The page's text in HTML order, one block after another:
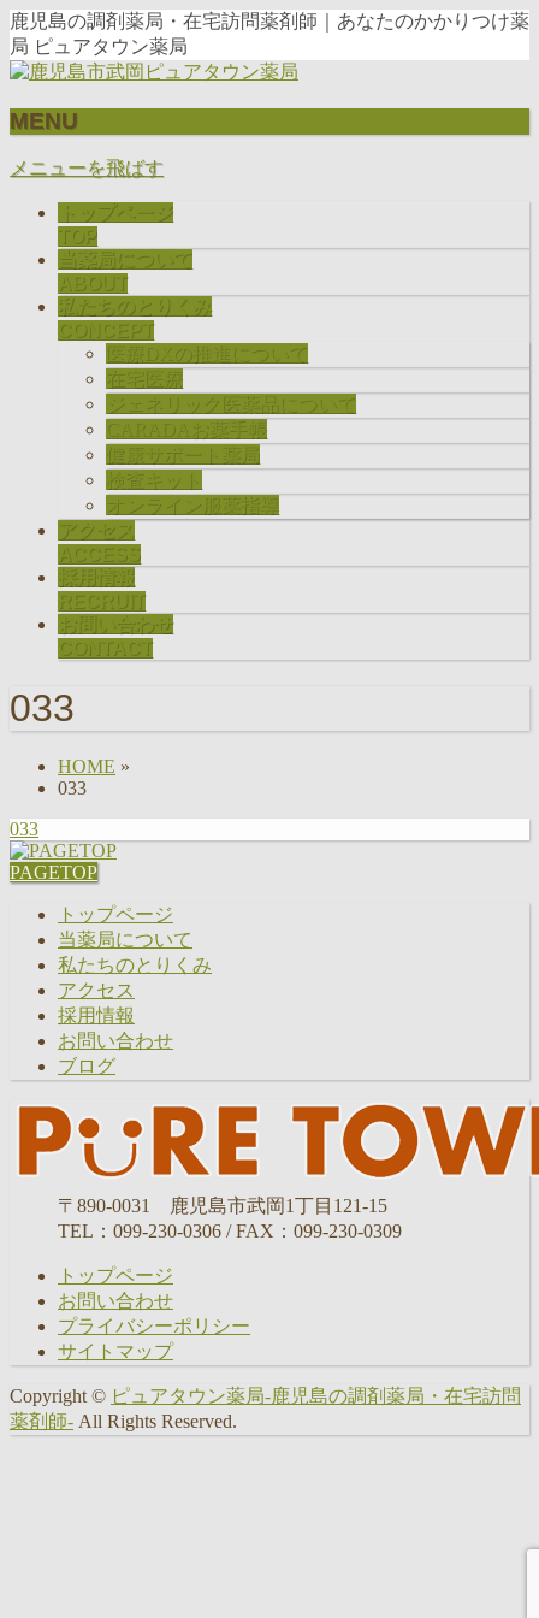
鹿児島の調剤薬局・在宅訪問薬剤師｜あなたのかかりつけ薬
局 ピュアタウン薬局
MENU
メニューを飛ばす
トップページ
TOP
当薬局について
ABOUT
私たちのとりくみ
CONCEPT
医療DXの推進について
在宅医療
ジェネリック医薬品について
CARADAお薬手帳
健康サポート薬局
検査キット
オンライン服薬指導
アクセス
ACCESS
採用情報
RECRUIT
お問い合わせ
CONTACT
033
HOME »
033
033
PAGETOP
トップページ
当薬局について
私たちのとりくみ
アクセス
採用情報
お問い合わせ
ブログ
〒890-0031 鹿児島市武岡1丁目121-15
TEL：099-230-0306 / FAX：099-230-0309
トップページ
お問い合わせ
プライバシーポリシー
サイトマップ
Copyright © ピュアタウン薬局-鹿児島の調剤薬局・在宅訪問
薬剤師- All Rights Reserved.